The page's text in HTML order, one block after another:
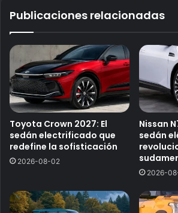
Publicaciones relacionadas
Toyota Crown 2027: El
sedán electrificado que
redefine la sofisticación
2026-08-02
Nissan
sedán
2026-